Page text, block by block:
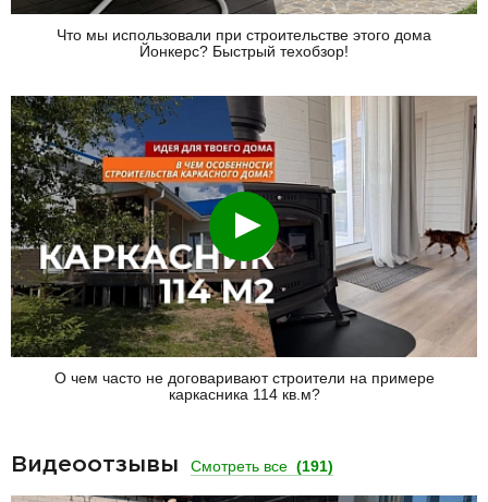
Что мы использовали при строительстве этого дома
Йонкерс? Быстрый техобзор!
Смотреть
О чем часто не договаривают строители на примере
каркасника 114 кв.м?
Видеоотзывы Смотреть все (191)